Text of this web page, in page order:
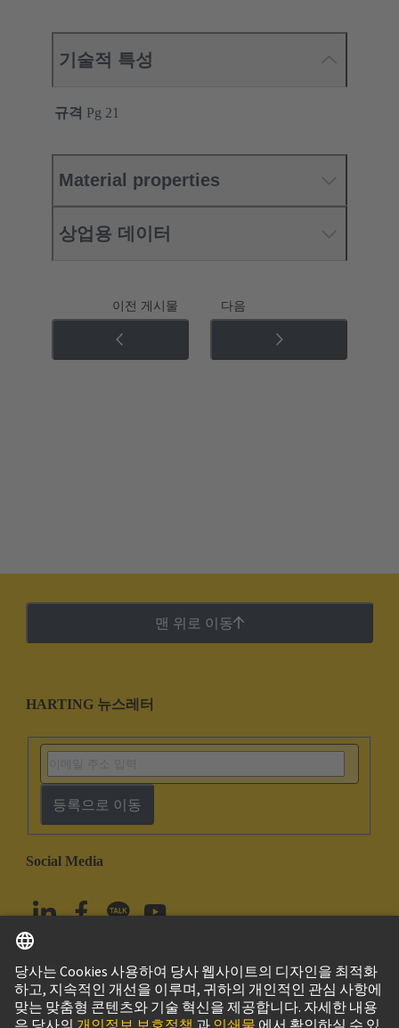
기술적 특성
규격 Pg 21
Material properties
상업용 데이터
이전 게시물 다음
맨 위로 이동
HARTING 뉴스레터
등록으로 이동
Social Media
대한민국 한국어